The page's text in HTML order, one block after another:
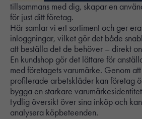
tillsammans med dig, skapar en
för just ditt företag.
Här samlar vi ert sortiment och ger
inloggningar, vilket gör det både
att beställa det de behöver – direkt
En kundshop gör det lättare för
med företagets varumärke. Genom
profilerade arbetskläder kan företag
bygga en starkare
tydlig översikt över sina inköp och
analysera köpbeteenden.